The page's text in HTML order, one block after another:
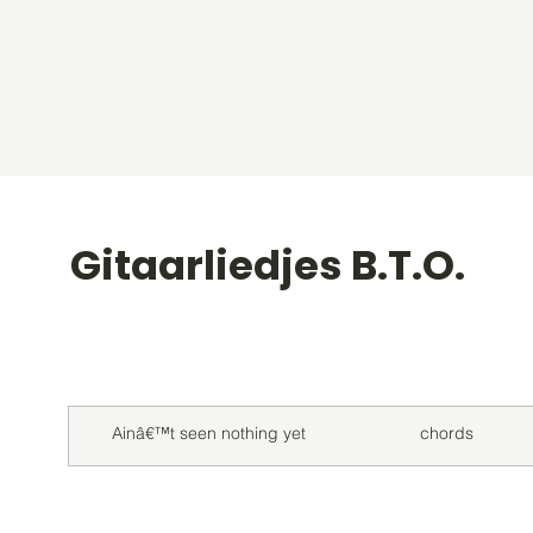
Gitaarliedjes B.T.O.
Ainâ€™t seen nothing yet chords